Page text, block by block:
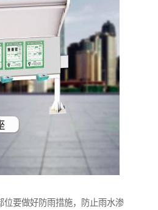
位要做好防雨措施，防止雨水渗